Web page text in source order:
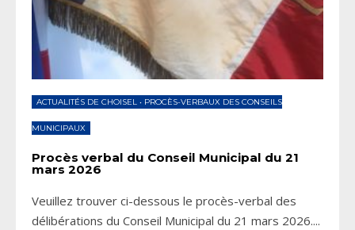
ACTUALITÉS DE CHOISEL • PROCÈS-VERBAUX DES CONSEILS
MUNICIPAUX
Procès verbal du Conseil Municipal du 21
mars 2026
Veuillez trouver ci-dessous le procès-verbal des
délibérations du Conseil Municipal du 21 mars 2026....